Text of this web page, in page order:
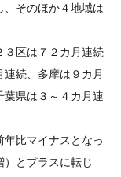
そのほか４地域は
区は７２カ月連続
続、多摩は９カ月
県は３～４カ月連
比マイナスとなっ
とプラスに転じ